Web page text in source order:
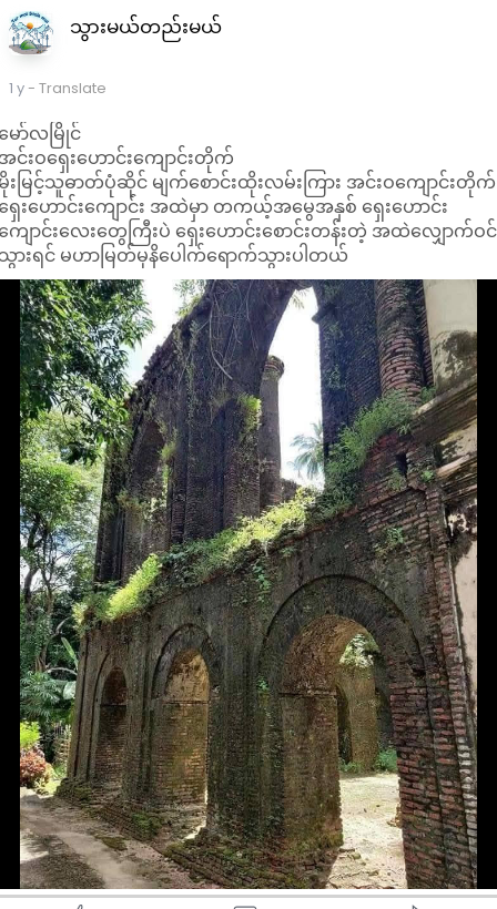
သွားမယ်တည်းမယ်
1 y- Translate
ော်လမြိုင်
င်းဝ​ရှေး​ဟောင်း​ကျောင်းတိုက်
းမြင့်သူဓာတ်ပုံဆိုင် မျက်စောင်းထိုးလမ်းကြား အင်းဝကျောင်းတိုက်
ေးဟောင်းကျောင်း အထဲမှာ တကယ့်အမွေအနှစ် ရှေးဟောင်း
ျောင်းလေးတွေကြီးပဲ ရှေးဟောင်းစောင်းတန်းတဲ့ အထဲလျှောက်ဝင်
ားရင် မဟာမြတ်မုနိပေါက်ရောက်သွားပါတယ်